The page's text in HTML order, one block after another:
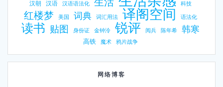
汉朝 汉语 汉语语法化 科技
红楼梦 美国 词典 词汇用法 译阁空间 语法化
读书 贴图 身份证 金钟泠 锐评 阅兵 陈年希 韩寒
高铁 魔术 鸦片战争
网络博客